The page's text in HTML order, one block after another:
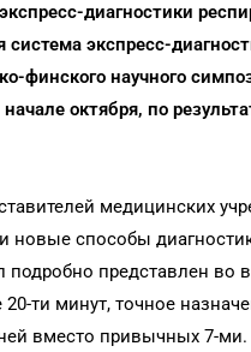
диагностики
экспресс-
финского научного
октября, по
медицинских
новые способы
представлен во
ти минут, точное
вместо привычных 7-ми.